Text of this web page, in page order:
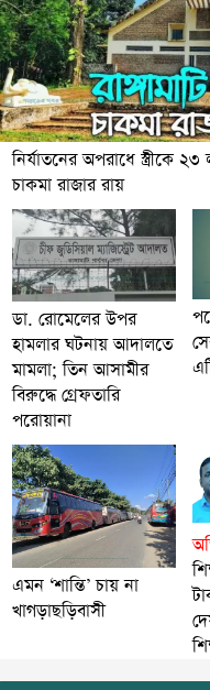
নির্যাতনের অপরাধে স্ত্রীকে
চাকমা রাজার রায়
ডা. রোমেলের উপর
হামলার ঘটনায় আদালতে
মামলা; তিন আসামীর
বিরুদ্ধে গ্রেফতারি
পরোয়ানা
এমন ‘শান্তি’ চায় না
খাগড়াছড়িবাসী